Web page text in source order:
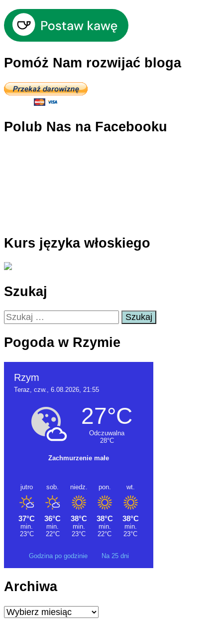
Pomóż Nam rozwijać bloga
Polub Nas na Facebooku
Kurs języka włoskiego
Szukaj
Szukaj:
Pogoda w Rzymie
Godzina po godzinie Na 25 dni
Archiwa
Archiwa